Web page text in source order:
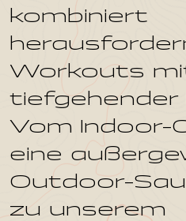
kombiniert
Workouts
tiefgehender
Vom Indoor-
eine
Outdoor-
zu unserem